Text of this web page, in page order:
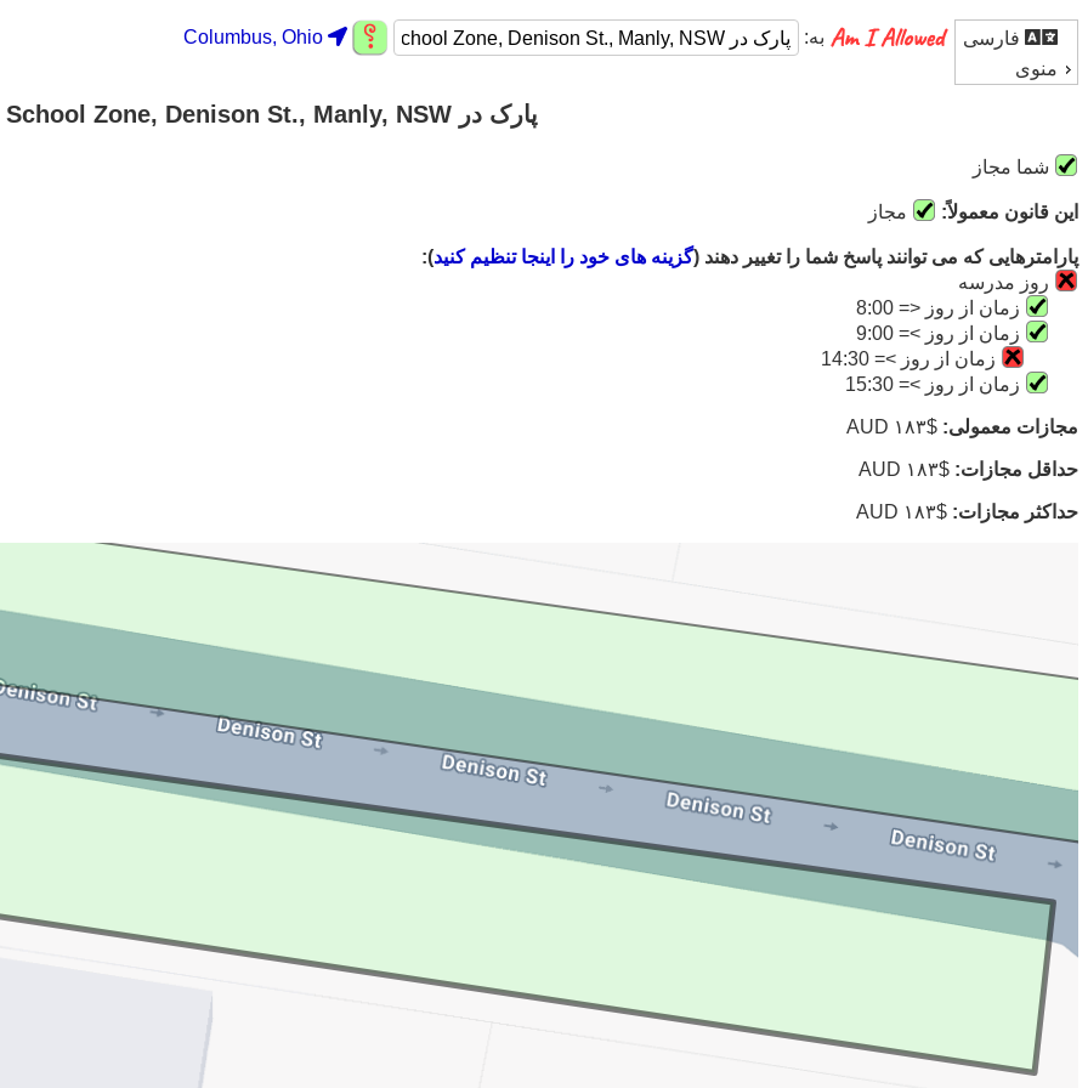
فارسی
منوی
به: Columbus, Ohio
پارک در School Zone, Denison St., Manly, NSW
شما مجاز
این قانون معمولاً: مجاز
پارامترهایی که می توانند پاسخ شما را تغییر دهند (گزینه های خود را اینجا تنظیم کنید):
روز مدرسه
زمان از روز <= 8:00
زمان از روز >= 9:00
زمان از روز >= 14:30
زمان از روز >= 15:30
مجازات معمولی: $۱۸۳ AUD
حداقل مجازات: $۱۸۳ AUD
حداکثر مجازات: $۱۸۳ AUD